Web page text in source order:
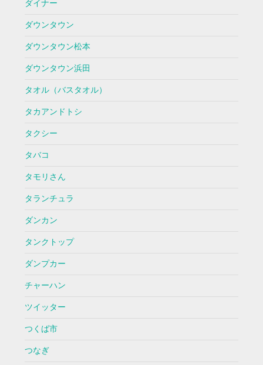
ダイナー
ダウンタウン
ダウンタウン松本
ダウンタウン浜田
タオル（バスタオル）
タカアンドトシ
タクシー
タバコ
タモリさん
タランチュラ
ダンカン
タンクトップ
ダンプカー
チャーハン
ツイッター
つくば市
つなぎ